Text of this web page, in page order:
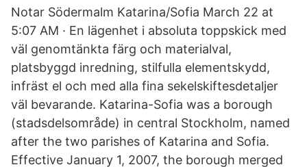
Notar Södermalm Katarina/Sofia March 22 at
5:07 AM · En lägenhet i absoluta toppskick med
väl genomtänkta färg och materialval,
platsbyggd inredning, stilfulla elementskydd,
infräst el och med alla fina sekelskiftesdetaljer
väl bevarande. Katarina-Sofia was a borough
(stadsdelsområde) in central Stockholm, named
after the two parishes of Katarina and Sofia.
Effective January 1, 2007, the borough merged